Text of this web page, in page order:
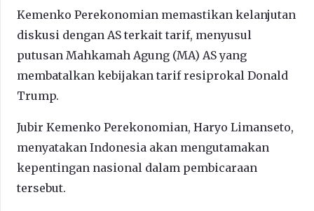
Kemenko Perekonomian memastikan kelanjutan
diskusi dengan AS terkait tarif, menyusul
putusan Mahkamah Agung (MA) AS yang
membatalkan kebijakan tarif resiprokal Donald
Trump.
Jubir Kemenko Perekonomian, Haryo Limanseto,
menyatakan Indonesia akan mengutamakan
kepentingan nasional dalam pembicaraan
tersebut.